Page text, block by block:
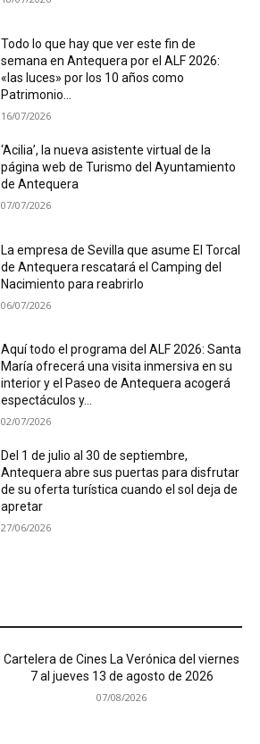
Todo lo que hay que ver este fin de
semana en Antequera por el ALF 2026:
«las luces» por los 10 años como
Patrimonio...
16/07/2026
‘Acilia’, la nueva asistente virtual de la
página web de Turismo del Ayuntamiento
de Antequera
07/07/2026
La empresa de Sevilla que asume El Torcal
de Antequera rescatará el Camping del
Nacimiento para reabrirlo
06/07/2026
Aquí todo el programa del ALF 2026: Santa
María ofrecerá una visita inmersiva en su
interior y el Paseo de Antequera acogerá
espectáculos y...
02/07/2026
Del 1 de julio al 30 de septiembre,
Antequera abre sus puertas para disfrutar
de su oferta turística cuando el sol deja de
apretar
27/06/2026
Cartelera de Cines La Verónica del viernes
7 al jueves 13 de agosto de 2026
07/08/2026